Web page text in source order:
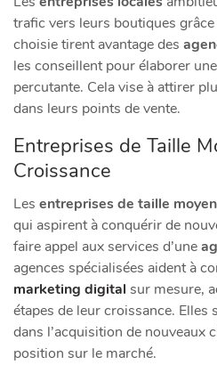
trafic vers leurs boutiques
choisie tirent avantage des
les conseillent pour élaborer une
percutante. Cela vise à attirer
dans leurs points de vente.
Entreprises de Taille
Croissance
Les entreprises de taille
qui aspirent à conquérir de
faire appel aux services d’une
agences spécialisées aident à
marketing digital sur mesure,
étapes de leur croissance. Elles
dans l’acquisition de nouveaux
position sur le marché.